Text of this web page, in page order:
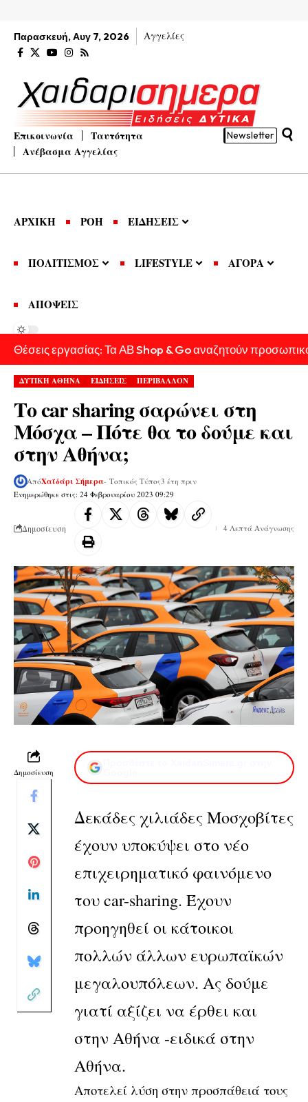
Παρασκευή, Αυγ 7, 2026 Αγγελίες
Επικοινωνία
Ταυτότητα
Ανέβασμα Αγγελίας
Newsletter
ΑΡΧΙΚΗ ΡΟΗ ΕΙΔΗΣΕΙΣ
ΠΟΛΙΤΙΣΜΟΣ LIFESTYLE ΑΓΟΡΑ
ΑΠΟΨΕΙΣ
Θέσεις εργασίας: Τα ΑΒ Shop & Go αναζητούν
ΔΥΤΙΚΗ ΑΘΗΝΑ ΕΙΔΗΣΕΙΣ ΠΕΡΙΒΑΛΛΟΝ
Το car sharing σαρώνει στη
Μόσχα – Πότε θα το δούμε και
στην Αθήνα;
Ενημερώθηκε στις: 24 Φεβρουαρίου 2023 09:29
ΑπόΧαϊδάρι Σήμερα- Τοπικός Τύπος3 έτη πριν
Δημοσίευση 4 Λεπτά Ανάγνωσης
Δημοσίευση
Δεκάδες χιλιάδες Μοσχοβίτες
έχουν υποκύψει στο νέο
επιχειρηματικό φαινόμενο
του car-sharing. Έχουν
προηγηθεί οι κάτοικοι
πολλών άλλων ευρωπαϊκών
μεγαλουπόλεων. Ας δούμε
γιατί αξίζει να έρθει και
στην Αθήνα -ειδικά στην
Αθήνα.
Αποτελεί λύση στην προσπάθειά τους